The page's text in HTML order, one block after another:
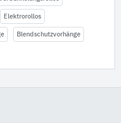
Elektrorollos
Blendschutzvorhänge